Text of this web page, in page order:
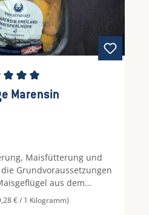
Bewertung von 5 von 5
Marensin
Maisfütterung und
Grundvoraussetzungen
aus dem
In den Pinienwäldern,
unter der Sonne des
€ / 1 Kilogramm)